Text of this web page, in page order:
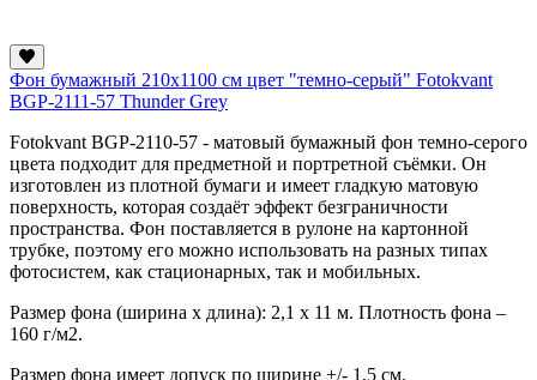
Фон бумажный 210х1100 см цвет "темно-серый" Fotokvant
BGP-2111-57 Thunder Grey
Fotokvant BGP-2110-57 - матовый бумажный фон темно-серого
цвета подходит для предметной и портретной съёмки. Он
изготовлен из плотной бумаги и имеет гладкую матовую
поверхность, которая создаёт эффект безграничности
пространства. Фон поставляется в рулоне на картонной
трубке, поэтому его можно использовать на разных типах
фотосистем, как стационарных, так и мобильных.
Размер фона (ширина х длина): 2,1 х 11 м. Плотность фона –
160 г/м2.
Размер фона имеет допуск по ширине +/- 1,5 см.